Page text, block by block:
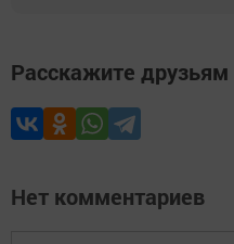
Расскажите друзьям
Нет комментариев